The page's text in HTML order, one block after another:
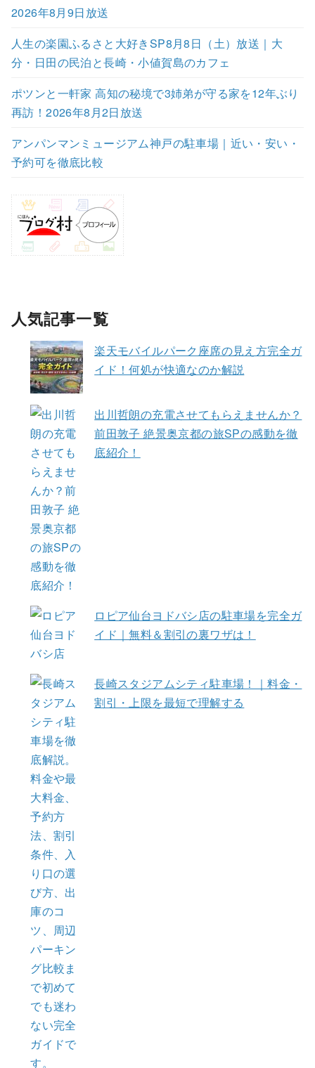
2026年8月9日放送
人生の楽園ふるさと大好きSP8月8日（土）放送｜大
分・日田の民泊と長崎・小値賀島のカフェ
ポツンと一軒家 高知の秘境で3姉弟が守る家を12年ぶり
再訪！2026年8月2日放送
アンパンマンミュージアム神戸の駐車場｜近い・安い・
予約可を徹底比較
人気記事一覧
楽天モバイルパーク座席の見え方完全ガ
イド！何処が快適なのか解説
出川哲朗の充電させてもらえませんか？
前田敦子 絶景奥京都の旅SPの感動を徹
底紹介！
ロピア仙台ヨドバシ店の駐車場を完全ガ
イド｜無料＆割引の裏ワザは！
長崎スタジアムシティ駐車場！｜料金・
割引・上限を最短で理解する